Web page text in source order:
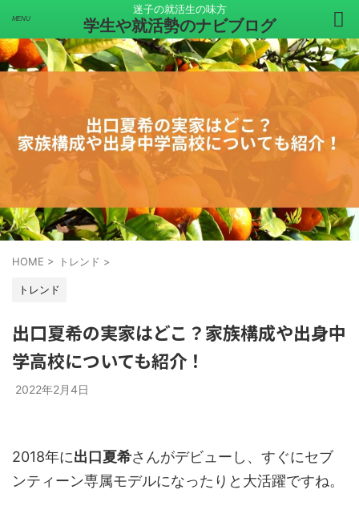
迷子の就活生の味方
学生や就活勢のナビブログ
HOME > トレンド >
トレンド
出口夏希の実家はどこ？家族構成や出身中
学高校についても紹介！
2022年2月4日
2018年に出口夏希さんがデビューし、すぐにセブ
ンティーン専属モデルになったりと大活躍ですね。